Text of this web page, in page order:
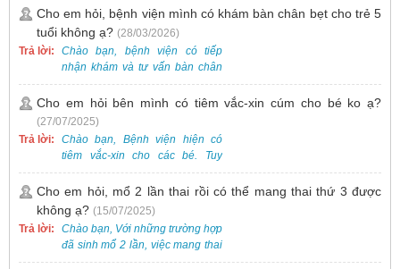
Cho em hỏi, bệnh viện mình có khám bàn chân bẹt cho trẻ 5
tuổi không ạ? (28/03/2026)
Trả lời:
Chào bạn, bệnh viện có tiếp
nhận khám và tư vấn bàn chân
bẹt cho trẻ em, bao gồm cả trẻ 5
tuổi. Bạn có thể đưa bé đến
Khoa Khám bệnh của bệnh viện
để được bác sĩ chuyên khoa
thăm khám. Ngoài ra, để thuận
tiện hơn, bạn có thể đặt lịch
0988 270 115. Nếu cần hỗ trợ
thêm, vui lòng liên hệ qua Zalo
hoặc Fanpage Bệnh viện Việt
Nam - Thụy Điển Uông Bí.
Cho em hỏi bên mình có tiêm vắc-xin cúm cho bé ko ạ?
(27/07/2025)
Trả lời:
Chào bạn, Bệnh viện hiện có
tiêm vắc-xin cho các bé. Tuy
nhiên, các loại vắc-xin thường về
theo từng đợt, không phải lúc
nào cũng có sẵn.
Cho em hỏi, mổ 2 lần thai rồi có thể mang thai thứ 3 được
không ạ? (15/07/2025)
Trả lời:
Chào bạn, Với những trường hợp
đã sinh mổ 2 lần, việc mang thai
lần 3 vẫn có thể thực hiện được.